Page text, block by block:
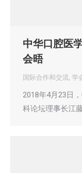
中华口腔医
会晤
国际合作和交流 学
2018年4月23日
科论坛理事长江